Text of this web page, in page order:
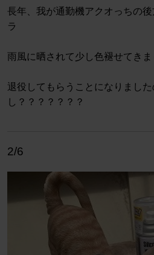
長年、我が通勤機アクオっちの
ラ
雨風に晒されて少し色褪せてきま
退役してもらうことになりまし
し？？？？？？？
2/6